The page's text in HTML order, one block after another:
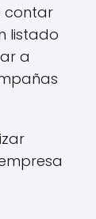
contar
listado
a